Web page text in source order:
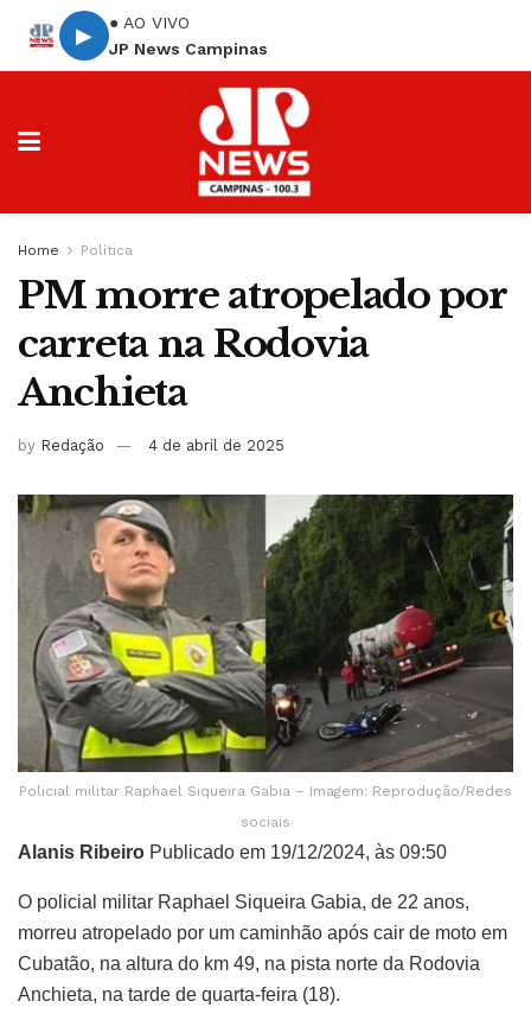
▶
● AO VIVO
JP News Campinas
Home Política
PM morre atropelado por
carreta na Rodovia
Anchieta
by Redação 4 de abril de 2025
Policial militar Raphael Siqueira Gabia – Imagem: Reprodução/Redes
sociais
Alanis Ribeiro Publicado em 19/12/2024, às 09:50
O policial militar Raphael Siqueira Gabia, de 22 anos,
morreu atropelado por um caminhão após cair de moto em
Cubatão, na altura do km 49, na pista norte da Rodovia
Anchieta, na tarde de quarta-feira (18).